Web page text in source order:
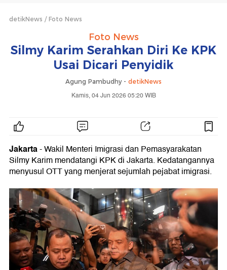
detikNews Foto News
Foto News
Silmy Karim Serahkan Diri Ke KPK
Usai Dicari Penyidik
Agung Pambudhy - detikNews
Kamis, 04 Jun 2026 05:20 WIB
Jakarta- Wakil Menteri Imigrasi dan Pemasyarakatan
Silmy Karim mendatangi KPK di Jakarta. Kedatangannya
menyusul OTT yang menjerat sejumlah pejabat imigrasi.